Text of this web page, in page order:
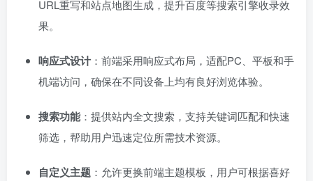
URL重写和站点地图生成，提升百度等搜索引擎收录效
果。
响应式设计：前端采用响应式布局，适配PC、平板和手
机端访问，确保在不同设备上均有良好浏览体验。
搜索功能：提供站内全文搜索，支持关键词匹配和快速
筛选，帮助用户迅速定位所需技术资源。
自定义主题 ：允许更换前端主题模板，用户可根据喜好